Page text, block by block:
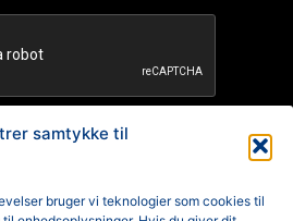
samtykke til
bruger vi teknologier som cookies til